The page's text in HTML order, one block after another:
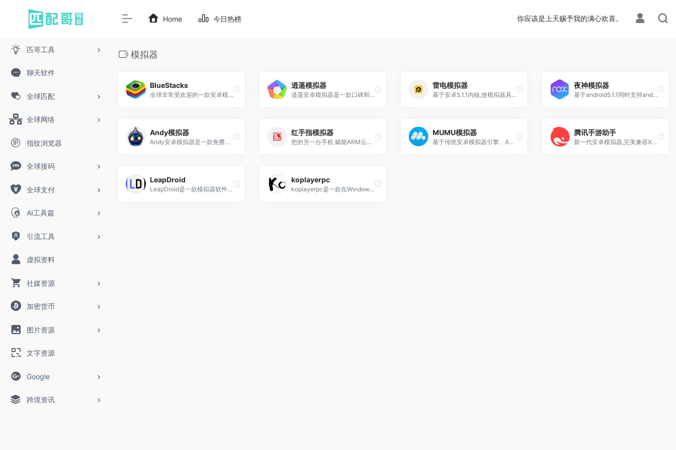
匹哥工具
聊天软件
全球匹配
全球网络
指纹浏览器
全球接码
全球支付
AI工具篇
引流工具
虚拟资料
社媒资源
加密货币
图片资源
文字资源
Google
跨境资讯
Home 今日热榜 你应该是上天赐予我的满心欢喜。
模拟器
BlueStacks
全球非常受欢迎的一款安卓模拟器
逍遥模拟器
逍遥安卓模拟器是一款口碑和性能都很好的老牌安卓模拟器软件
雷电模拟器
基于安卓5.1.1内核,使模拟器具备极高兼容性
夜神模拟器
基于android5.1.1同时支持android7.1,兼容X86/AMD,在性能、稳定性、兼容性都非常出色
Andy模拟器
Andy安卓模拟器是一款免费的安卓模拟器软件
红手指模拟器
您的另一台手机 赋能ARM云时代
MUMU模拟器
基于传统安卓模拟器引擎、Android6.0内核、X64架构，目前最高可支持Android11.0
腾讯手游助手
新一代安卓模拟器,完美兼容X86/AMD
LeapDroid
LeapDroid是一款模拟器软件，可以在Windows操作系统上运行Android应用程序
koplayerpc
koplayerpc是一款在Windows电脑上运行Android应用程序的模拟器软件